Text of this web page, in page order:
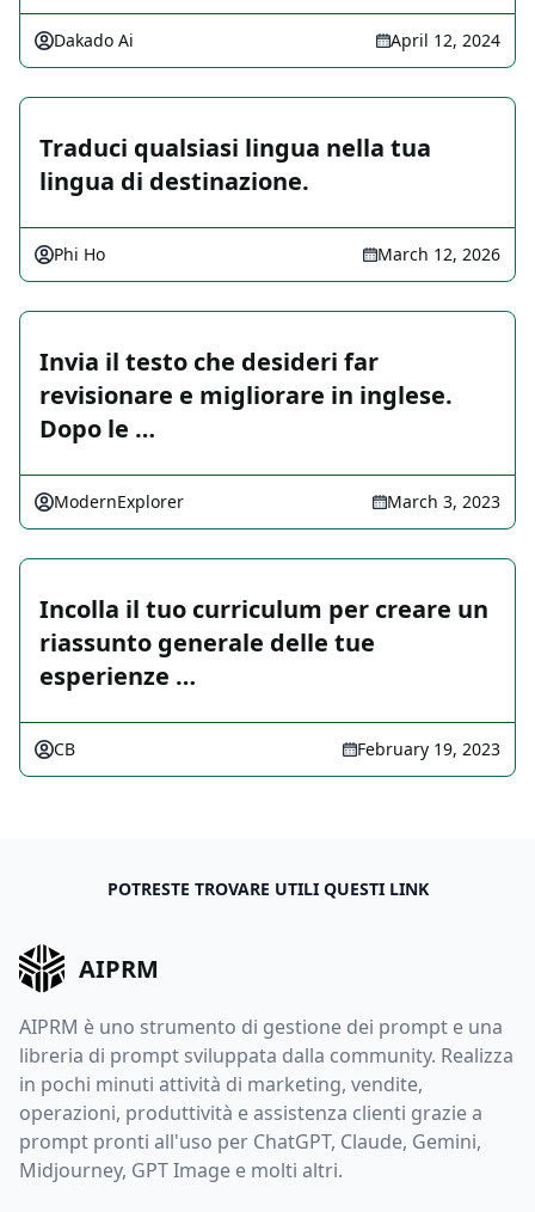
Dakado Ai April 12, 2024
Traduci qualsiasi lingua nella tua
lingua di destinazione.
Phi Ho March 12, 2026
Invia il testo che desideri far
revisionare e migliorare in inglese.
Dopo le …
ModernExplorer March 3, 2023
Incolla il tuo curriculum per creare un
riassunto generale delle tue
esperienze …
CB February 19, 2023
POTRESTE TROVARE UTILI QUESTI LINK
AIPRM
AIPRM è uno strumento di gestione dei prompt e una
libreria di prompt sviluppata dalla community. Realizza
in pochi minuti attività di marketing, vendite,
operazioni, produttività e assistenza clienti grazie a
prompt pronti all'uso per ChatGPT, Claude, Gemini,
Midjourney, GPT Image e molti altri.